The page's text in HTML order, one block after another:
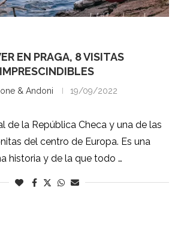
EN PRAGA, 8 VISITAS
IMPRESCINDIBLES
& Andoni 19/09/2022
de la República Checa y una de las
del centro de Europa. Es una
historia y de la que todo …